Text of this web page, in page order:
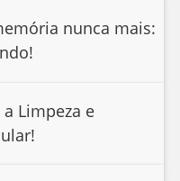
nunca mais:
Limpeza e